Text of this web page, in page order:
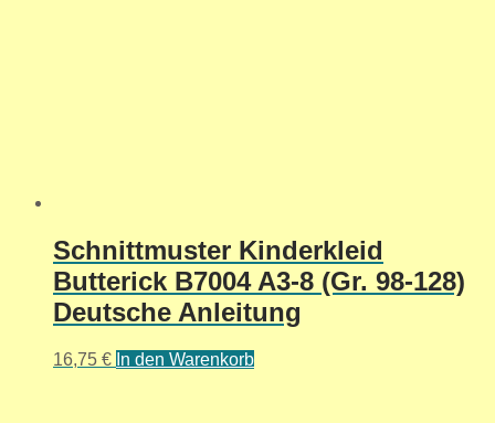
Schnittmuster Kinderkleid
Butterick B7004 A3-8 (Gr. 98-128)
Deutsche Anleitung
16,75 € In den Warenkorb